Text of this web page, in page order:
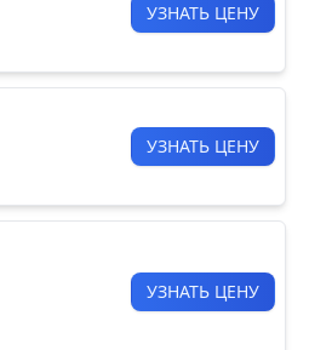
УЗНАТЬ ЦЕНУ
УЗНАТЬ ЦЕНУ
УЗНАТЬ ЦЕНУ